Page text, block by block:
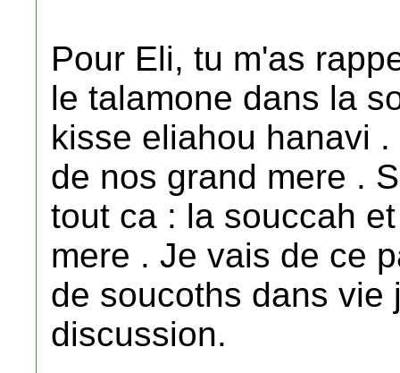
Pour Eli, tu m'as
le talamone dans la
kisse eliahou hanavi
de nos grand mere .
tout ca : la souccah
mere . Je vais de ce
de soucoths dans vie
discussion.